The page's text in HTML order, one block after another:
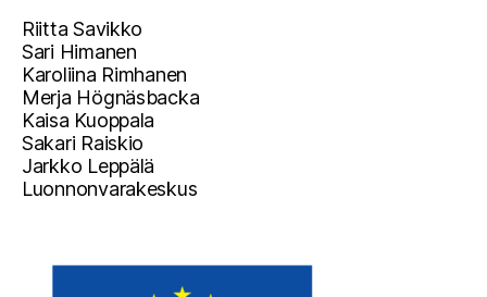
Riitta Savikko
Sari Himanen
Karoliina Rimhanen
Merja Högnäsbacka
Kaisa Kuoppala
Sakari Raiskio
Jarkko Leppälä
Luonnonvarakeskus